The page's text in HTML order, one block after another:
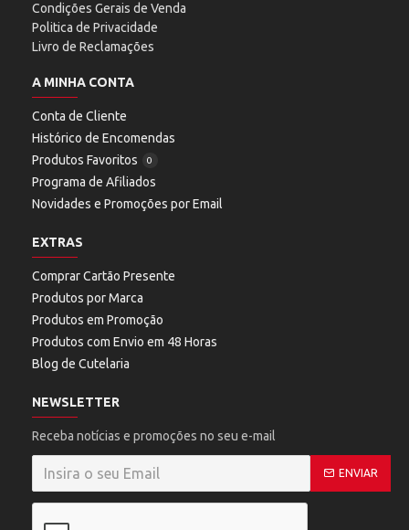
Condições Gerais de Venda
Politica de Privacidade
Livro de Reclamações
A MINHA CONTA
Conta de Cliente
Histórico de Encomendas
Produtos Favoritos
0
Programa de Afiliados
Novidades e Promoções por Email
EXTRAS
Comprar Cartão Presente
Produtos por Marca
Produtos em Promoção
Produtos com Envio em 48 Horas
Blog de Cutelaria
NEWSLETTER
Receba notícias e promoções no seu e-mail
ENVIAR